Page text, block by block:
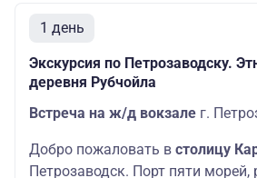
1 день
Экскурсия по Петрозаводску.
деревня Рубчойла
Встреча на ж/д вокзале г.
Добро пожаловать в столицу
Петрозаводск. Порт пяти